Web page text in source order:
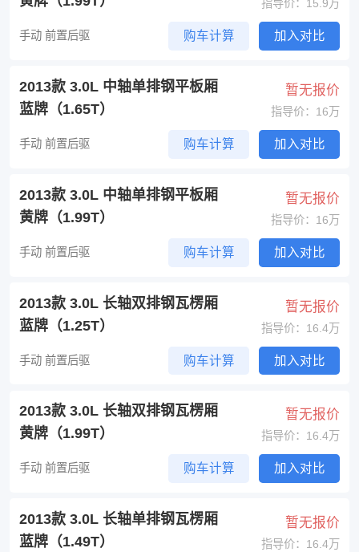
指导价：15.9万
手动 前置后驱 购车计算 加入对比
2013款 3.0L 中轴单排钢平板厢
蓝牌（1.65T）
暂无报价
指导价：16万
手动 前置后驱 购车计算 加入对比
2013款 3.0L 中轴单排钢平板厢
黄牌（1.99T）
暂无报价
指导价：16万
手动 前置后驱 购车计算 加入对比
2013款 3.0L 长轴双排钢瓦楞厢
蓝牌（1.25T）
暂无报价
指导价：16.4万
手动 前置后驱 购车计算 加入对比
2013款 3.0L 长轴双排钢瓦楞厢
黄牌（1.99T）
暂无报价
指导价：16.4万
手动 前置后驱 购车计算 加入对比
2013款 3.0L 长轴单排钢瓦楞厢
蓝牌（1.49T）
暂无报价
指导价：16.4万